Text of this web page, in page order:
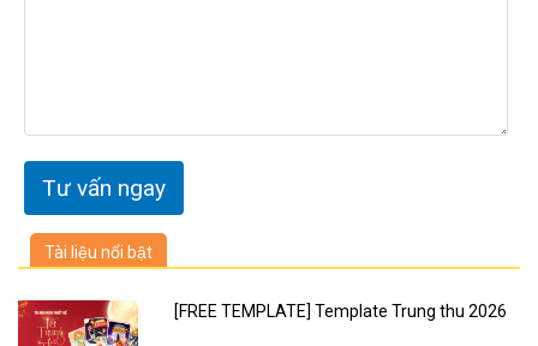
Tài liệu nổi bật
[FREE TEMPLATE] Template Trung thu 2026